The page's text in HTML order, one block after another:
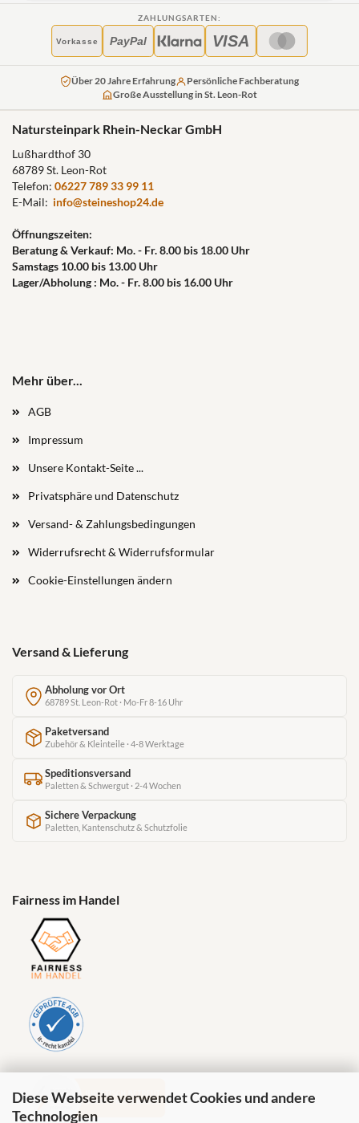
Diese Webseite verwendet Cookies und andere
Technologien
ZAHLUNGSARTEN:
Vorkasse PayPal VISA
Über 20 Jahre Erfahrung
Persönliche Fachberatung
Große Ausstellung in St. Leon-Rot
Natursteinpark Rhein-Neckar GmbH
Lußhardthof 30
68789 St. Leon-Rot
Telefon: 06227 789 33 99 11
E-Mail: info@steineshop24.de
Öffnungszeiten:
Beratung & Verkauf: Mo. - Fr. 8.00 bis 18.00 Uhr
Samstags 10.00 bis 13.00 Uhr
Lager/Abholung : Mo. - Fr. 8.00 bis 16.00 Uhr
Mehr über...
AGB
Impressum
Unsere Kontakt-Seite ...
Privatsphäre und Datenschutz
Versand- & Zahlungsbedingungen
Widerrufsrecht & Widerrufsformular
Cookie-Einstellungen ändern
Versand & Lieferung
Abholung vor Ort
68789 St. Leon-Rot · Mo-Fr 8-16 Uhr
Paketversand
Zubehör & Kleinteile · 4-8 Werktage
Speditionsversand
Paletten & Schwergut · 2-4 Wochen
Sichere Verpackung
Paletten, Kantenschutz & Schutzfolie
Fairness im Handel